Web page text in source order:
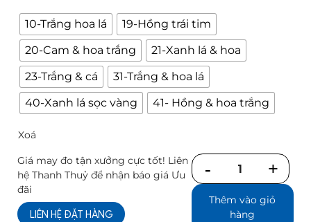
10-Trắng hoa lá
19-Hồng trái tim
20-Cam & hoa trắng
21-Xanh lá & hoa
23-Trắng & cá
31-Trắng & hoa lá
40-Xanh lá sọc vàng
41- Hồng & hoa trắng
Xoá
Giá may đo tận xưởng cực tốt! Liên
hệ Thanh Thuỷ để nhận báo giá Ưu
đãi
LIÊN HỆ ĐẶT HÀNG
Số
lượng
Thêm vào giỏ
hàng